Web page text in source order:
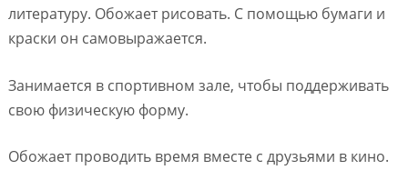
литературу. Обожает рисовать. С помощью бумаги и
краски он самовыражается.
Занимается в спортивном зале, чтобы поддерживать
свою физическую форму.
Обожает проводить время вместе с друзьями в кино.